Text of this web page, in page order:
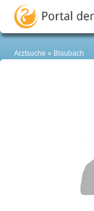
Arztsuche Blaubach